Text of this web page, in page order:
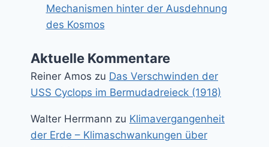
Mechanismen hinter der Ausdehnung
des Kosmos
Aktuelle Kommentare
Reiner Amos zu Das Verschwinden der
USS Cyclops im Bermudadreieck (1918)
Walter Herrmann zu Klimavergangenheit
der Erde – Klimaschwankungen über